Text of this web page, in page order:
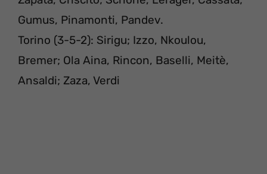
Gumus, Pinamonti, Pandev.
Torino (3-5-2): Sirigu; Izzo, Nkoulou,
Bremer; Ola Aina, Rincon, Baselli, Meitè,
Ansaldi; Zaza, Verdi